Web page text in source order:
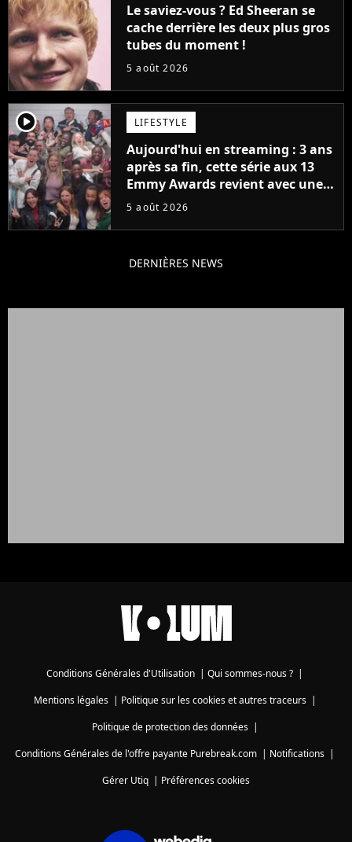
Le saviez-vous ? Ed Sheeran se
cache derrière les deux plus gros
tubes du moment !
5 août 2026
player2 LIFESTYLE
Aujourd'hui en streaming : 3 ans
après sa fin, cette série aux 13
Emmy Awards revient avec une
suite... totalement différente
5 août 2026
DERNIÈRES NEWS
Conditions Générales d'Utilisation | Qui sommes-nous ? |
Mentions légales| Politique sur les cookies et autres traceurs|
Politique de protection des données|
Conditions Générales de l'offre payante Purebreak.com | Notifications |
Gérer Utiq | Préférences cookies